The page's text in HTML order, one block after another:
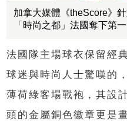
加拿大媒體《theScore》
「時尚之都」法國奪下第
法國隊主場球衣保留經
球迷與時尚人士驚嘆的
薄荷綠客場戰袍，其設
頭的金屬銅色徽章更是